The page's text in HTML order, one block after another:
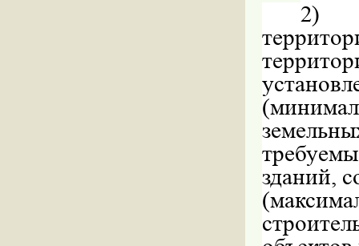
2)
зданий,